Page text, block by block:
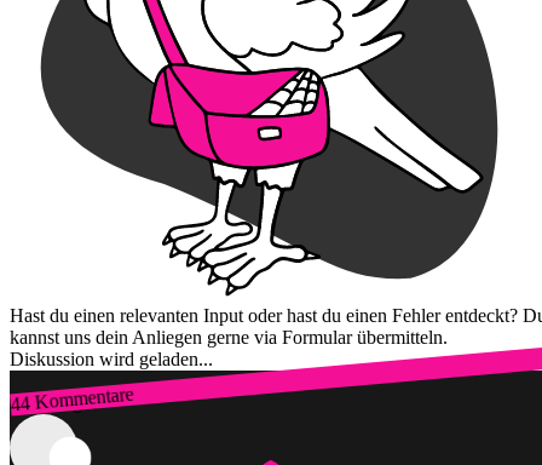
Hast du einen relevanten Input oder hast du einen Fehler entdeckt?
kannst uns dein Anliegen gerne via Formular übermitteln.
Diskussion wird geladen...
44 Kommentare
Zum Login